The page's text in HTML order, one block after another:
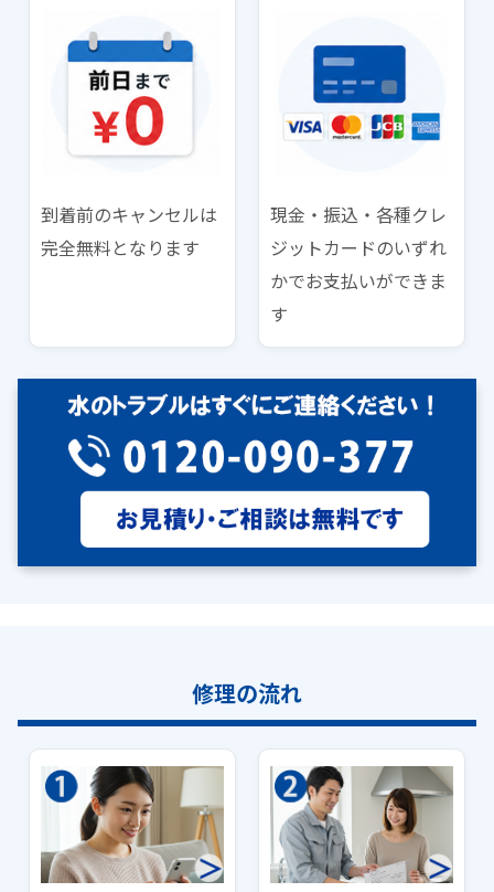
到着前のキャンセルは
完全無料となります
現金・振込・各種クレ
ジットカードのいずれ
かでお支払いができま
す
修理の流れ